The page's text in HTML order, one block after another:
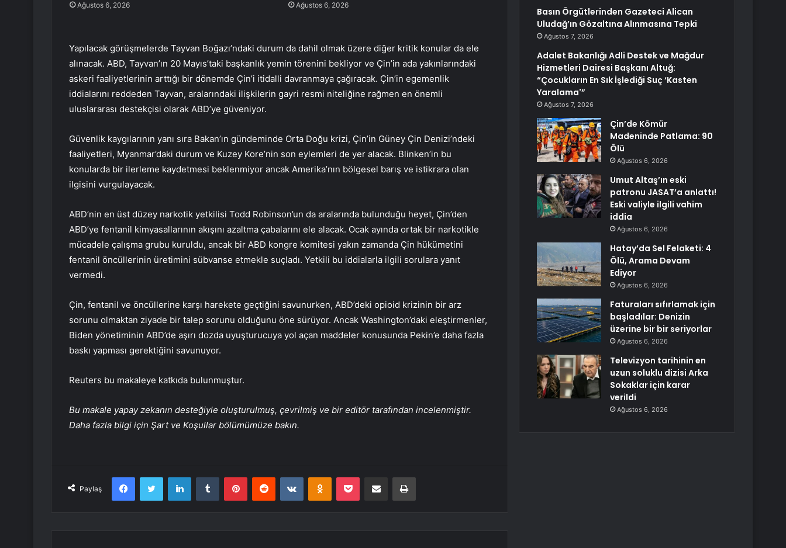
Ağustos 6, 2026 Ağustos 6, 2026
Yapılacak görüşmelerde Tayvan Boğazı’ndaki durum da dahil olmak üzere diğer kritik konular da ele
alınacak. ABD, Tayvan’ın 20 Mayıs’taki başkanlık yemin törenini bekliyor ve Çin’in ada yakınlarındaki
askeri faaliyetlerinin arttığı bir dönemde Çin’i itidalli davranmaya çağıracak. Çin’in egemenlik
iddialarını reddeden Tayvan, aralarındaki ilişkilerin gayri resmi niteliğine rağmen en önemli
uluslararası destekçisi olarak ABD’ye güveniyor.
Güvenlik kaygılarının yanı sıra Bakan’ın gündeminde Orta Doğu krizi, Çin’in Güney Çin Denizi’ndeki
faaliyetleri, Myanmar’daki durum ve Kuzey Kore’nin son eylemleri de yer alacak. Blinken’in bu
konularda bir ilerleme kaydetmesi beklenmiyor ancak Amerika’nın bölgesel barış ve istikrara olan
ilgisini vurgulayacak.
ABD’nin en üst düzey narkotik yetkilisi Todd Robinson’un da aralarında bulunduğu heyet, Çin’den
ABD’ye fentanil kimyasallarının akışını azaltma çabalarını ele alacak. Ocak ayında ortak bir narkotikle
mücadele çalışma grubu kuruldu, ancak bir ABD kongre komitesi yakın zamanda Çin hükümetini
fentanil öncüllerinin üretimini sübvanse etmekle suçladı. Yetkili bu iddialarla ilgili sorulara yanıt
vermedi.
Çin, fentanil ve öncüllerine karşı harekete geçtiğini savunurken, ABD’deki opioid krizinin bir arz
sorunu olmaktan ziyade bir talep sorunu olduğunu öne sürüyor. Ancak Washington’daki eleştirmenler,
Biden yönetiminin ABD’de aşırı dozda uyuşturucuya yol açan maddeler konusunda Pekin’e daha fazla
baskı yapması gerektiğini savunuyor.
Reuters bu makaleye katkıda bulunmuştur.
Bu makale yapay zekanın desteğiyle oluşturulmuş, çevrilmiş ve bir editör tarafından incelenmiştir.
Daha fazla bilgi için Şart ve Koşullar bölümümüze bakın.
Paylaş
FacebookTwitter LinkedInTumblr PinterestReddit VKontakteOdnoklassniki
Pocket E-Posta ile paylaş Yazdır
Basın Örgütlerinden Gazeteci Alican
Uludağ’ın Gözaltına Alınmasına Tepki
Ağustos 7, 2026
Adalet Bakanlığı Adli Destek ve Mağdur
Hizmetleri Dairesi Başkanı Altuğ:
“Çocukların En Sık İşlediği Suç ‘Kasten
Yaralama'”
Ağustos 7, 2026
Çin’de Kömür
Madeninde Patlama: 90
Ölü
Ağustos 6, 2026
Umut Altaş’ın eski
patronu JASAT’a anlattı!
Eski valiyle ilgili vahim
iddia
Ağustos 6, 2026
Hatay’da Sel Felaketi: 4
Ölü, Arama Devam
Ediyor
Ağustos 6, 2026
Faturaları sıfırlamak için
başladılar: Denizin
üzerine bir bir seriyorlar
Ağustos 6, 2026
Televizyon tarihinin en
uzun soluklu dizisi Arka
Sokaklar için karar
verildi
Ağustos 6, 2026